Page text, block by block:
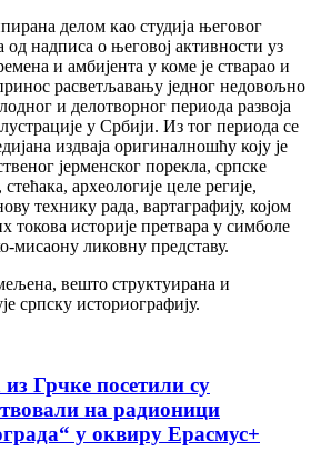
делом као студија његовог
од надписа о његовој активности уз
и амбијента у коме је стварао и
расветљавању једног недовољно
и делотворног периода развоја
у Србији. Из тог периода се
издваја оригиналношћу коју је
јерменског порекла, српске
археологије целе регије,
технику рада, вартаграфију, којом
токова историје претвара у симболе
мисаону ликовну представу.
вешто структуирана и
српску историографију.
из Грчке посетили су
на радионици
у оквиру Ерасмус+